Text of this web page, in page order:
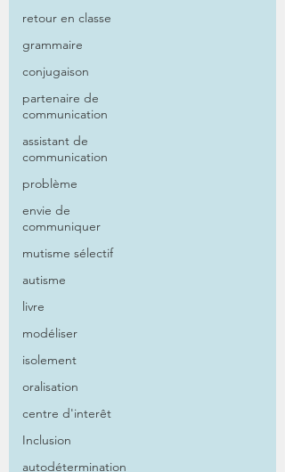
retour en classe
grammaire
conjugaison
partenaire de
communication
assistant de
communication
problème
envie de
communiquer
mutisme sélectif
autisme
livre
modéliser
isolement
oralisation
centre d'interêt
Inclusion
autodétermination